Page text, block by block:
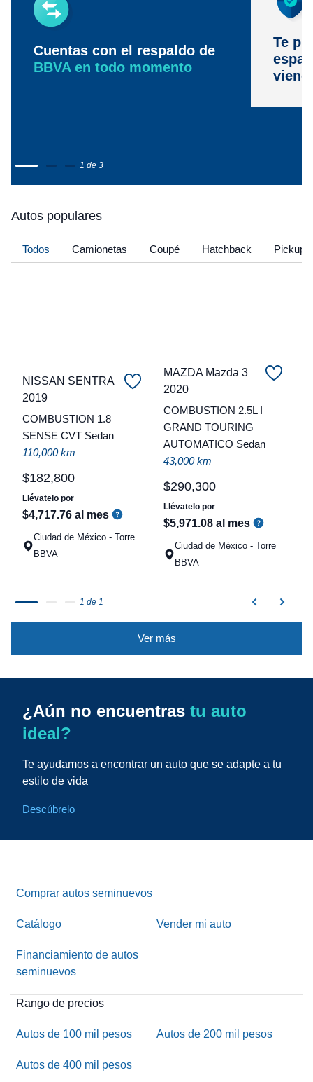
Cuentas con el respaldo de
BBVA en todo momento
Te
1 de 3
Autos populares
Todos Camionetas Coupé Hatchback Pickup
NISSAN SENTRA
2019
COMBUSTION 1.8
SENSE CVT Sedan
110,000 km
$182,800
Llévatelo por
$4,717.76 al mes
Ciudad de México - Torre
BBVA
MAZDA Mazda 3
2020
COMBUSTION 2.5L I
GRAND TOURING
AUTOMATICO Sedan
43,000 km
$290,300
Llévatelo por
$5,971.08 al mes
Ciudad de México - Torre
BBVA
1 de 1
Ver más
¿Aún no encuentras tu auto
ideal?
Te ayudamos a encontrar un auto que se adapte a tu
estilo de vida
Descúbrelo
Comprar autos seminuevos
Catálogo Vender mi auto
Financiamiento de autos
seminuevos
Rango de precios
Autos de 100 mil pesos Autos de 200 mil pesos
Autos de 400 mil pesos